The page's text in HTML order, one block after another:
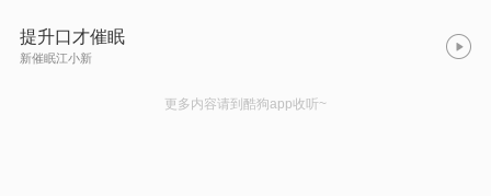
提升口才催眠
新催眠江小新
更多内容请到酷狗app收听~